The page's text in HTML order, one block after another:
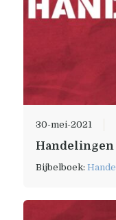
30-mei-2021
Handelingen
Bijbelboek: